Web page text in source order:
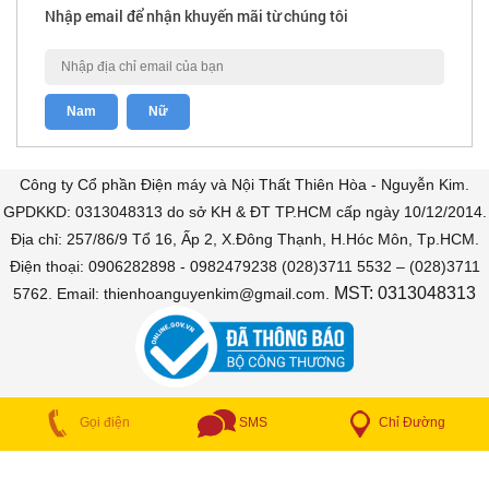
Nhập email để nhận khuyến mãi từ chúng tôi
Công ty Cổ phần Điện máy và Nội Thất Thiên Hòa - Nguyễn Kim.
GPDKKD: 0313048313 do sở KH & ĐT TP.HCM cấp ngày 10/12/2014.
Địa chỉ: 257/86/9 Tổ 16, Ấp 2, X.Đông Thạnh, H.Hóc Môn, Tp.HCM.
Điện thoại: 0906282898 - 0982479238 (028)3711 5532 – (028)3711
5762. Email: thienhoanguyenkim@gmail.com.
MST: 0313048313
COPYRIGHT © 2018 Bán trả góp. All Rights Reserved
Gọi điện SMS Chỉ Đường